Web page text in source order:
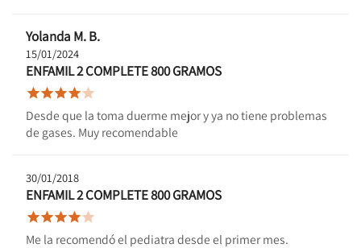
Yolanda M. B.
15/01/2024
ENFAMIL 2 COMPLETE 800 GRAMOS

Desde que la toma duerme mejor y ya no tiene problemas
de gases. Muy recomendable
30/01/2018
ENFAMIL 2 COMPLETE 800 GRAMOS

Me la recomendó el pediatra desde el primer mes.